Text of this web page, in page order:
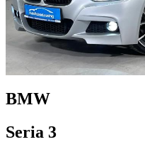
BMW
Seria 3